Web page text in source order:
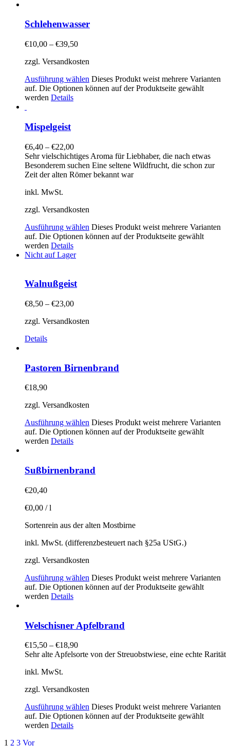
Schlehenwasser
€10,00 – €39,50
zzgl. Versandkosten
Ausführung wählen Dieses Produkt weist mehrere Varianten
auf. Die Optionen können auf der Produktseite gewählt
werden Details
Mispelgeist
€6,40 – €22,00
Sehr vielschichtiges Aroma für Liebhaber, die nach etwas
Besonderem suchen Eine seltene Wildfrucht, die schon zur
Zeit der alten Römer bekannt war
inkl. MwSt.
zzgl. Versandkosten
Ausführung wählen Dieses Produkt weist mehrere Varianten
auf. Die Optionen können auf der Produktseite gewählt
werden Details
Nicht auf Lager
Walnußgeist
€8,50 – €23,00
zzgl. Versandkosten
Details
Pastoren Birnenbrand
€18,90
zzgl. Versandkosten
Ausführung wählen Dieses Produkt weist mehrere Varianten
auf. Die Optionen können auf der Produktseite gewählt
werden Details
Sußbirnenbrand
€20,40
€0,00 /l
Sortenrein aus der alten Mostbirne
inkl. MwSt. (differenzbesteuert nach §25a UStG.)
zzgl. Versandkosten
Ausführung wählen Dieses Produkt weist mehrere Varianten
auf. Die Optionen können auf der Produktseite gewählt
werden Details
Welschisner Apfelbrand
€15,50 – €18,90
Sehr alte Apfelsorte von der Streuobstwiese, eine echte Rarität
inkl. MwSt.
zzgl. Versandkosten
Ausführung wählen Dieses Produkt weist mehrere Varianten
auf. Die Optionen können auf der Produktseite gewählt
werden Details
1 2 3 Vor